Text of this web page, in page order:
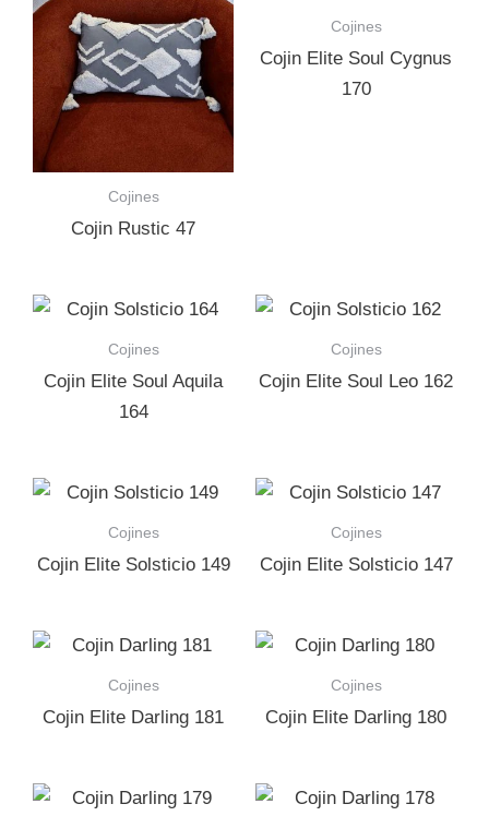
Cojines
Cojin Rustic 47
Cojines
Cojin Elite Soul Cygnus
170
Cojines
Cojin Elite Soul Aquila
164
Cojines
Cojin Elite Soul Leo 162
Cojines
Cojin Elite Solsticio 149
Cojines
Cojin Elite Solsticio 147
Cojines
Cojin Elite Darling 181
Cojines
Cojin Elite Darling 180